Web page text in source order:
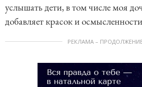
услышать дети, в том числе моя
добавляет красок и
РЕКЛАМА –